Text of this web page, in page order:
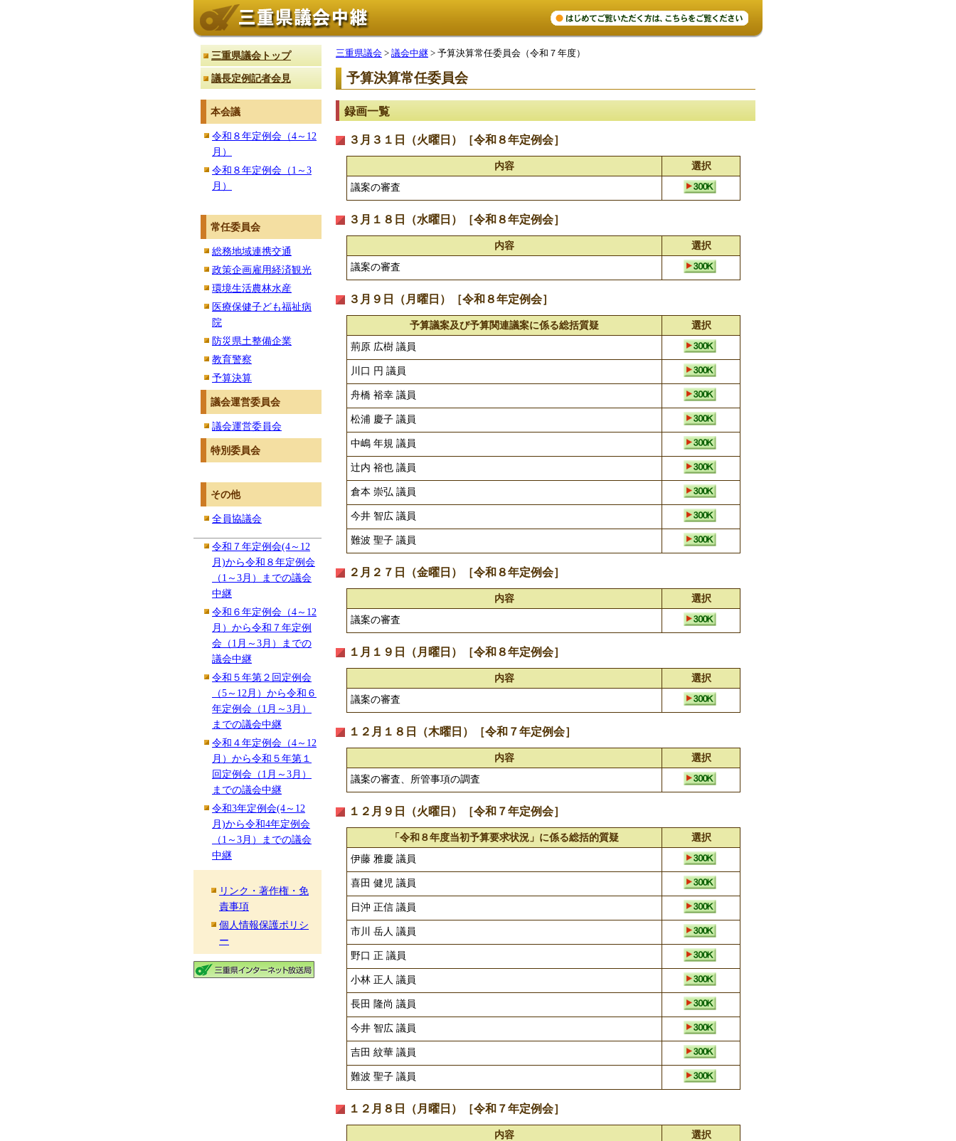
三重県議会 > 議会中継 > 予算決算常任委員会（令和７年度）
予算決算常任委員会
録画一覧
３月３１日（火曜日）［令和８年定例会］
内容
選択
議案の審査
３月１８日（水曜日）［令和８年定例会］
内容
選択
議案の審査
３月９日（月曜日）［令和８年定例会］
予算議案及び予算関連議案に係る総括質疑
選択
荊原 広樹 議員
川口 円 議員
舟橋 裕幸 議員
松浦 慶子 議員
中嶋 年規 議員
辻内 裕也 議員
倉本 崇弘 議員
今井 智広 議員
難波 聖子 議員
２月２７日（金曜日）［令和８年定例会］
内容
選択
議案の審査
１月１９日（月曜日）［令和８年定例会］
内容
選択
議案の審査
１２月１８日（木曜日）［令和７年定例会］
内容
選択
議案の審査、所管事項の調査
１２月９日（火曜日）［令和７年定例会］
「令和８年度当初予算要求状況」に係る総括的質疑
選択
伊藤 雅慶 議員
喜田 健児 議員
日沖 正信 議員
市川 岳人 議員
野口 正 議員
小林 正人 議員
長田 隆尚 議員
今井 智広 議員
吉田 紋華 議員
難波 聖子 議員
１２月８日（月曜日）［令和７年定例会］
内容
選択
三重県議会トップ
議長定例記者会見
本会議
令和８年定例会（4～12
月）
令和８年定例会（1～3
月）
常任委員会
総務地域連携交通
政策企画雇用経済観光
環境生活農林水産
医療保健子ども福祉病
院
防災県土整備企業
教育警察
予算決算
議会運営委員会
議会運営委員会
特別委員会
その他
全員協議会
令和７年定例会(4～12
月)から令和８年定例会
（1～3月）までの議会
中継
令和６年定例会（4～12
月）から令和７年定例
会（1月～3月）までの
議会中継
令和５年第２回定例会
（5～12月）から令和６
年定例会（1月～3月）
までの議会中継
令和４年定例会（4～12
月）から令和５年第１
回定例会（1月～3月）
までの議会中継
令和3年定例会(4～12
月)から令和4年定例会
（1～3月）までの議会
中継
リンク・著作権・免
責事項
個人情報保護ポリシ
ー